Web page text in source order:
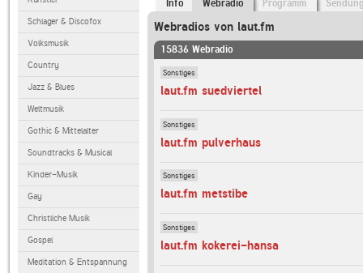
Schlager & Discofox
Volksmusik
Country
Jazz & Blues
Weltmusik
Gothic & Mittelalter
Soundtracks & Musical
Kinder-Musik
Gay
Christliche Musik
Gospel
Meditation & Entspannung
Info Webradio Programm
Webradios von laut.fm
15836 Webradio
Sonstiges
laut.fm suedviertel
Sonstiges
laut.fm pulverhaus
Sonstiges
laut.fm metstibe
Sonstiges
laut.fm kokerei-hansa